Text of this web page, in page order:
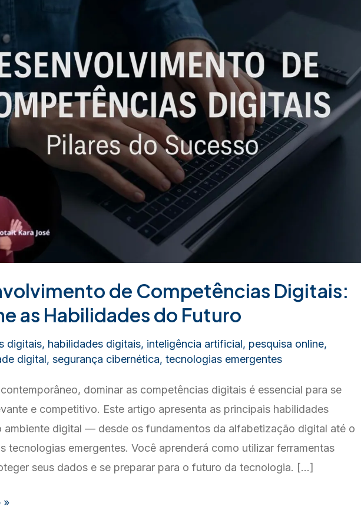
de Competências Digitais:
as Habilidades do Futuro
digitais, habilidades digitais, inteligência artificial, pesquisa online,
digital, segurança cibernética, tecnologias emergentes
dominar as competências digitais é essencial para se
e competitivo. Este artigo apresenta as principais habilidades
ambiente digital — desde os fundamentos da alfabetização digital até o
tecnologias emergentes. Você aprenderá como utilizar ferramentas
seus dados e se preparar para o futuro da tecnologia. […]
»